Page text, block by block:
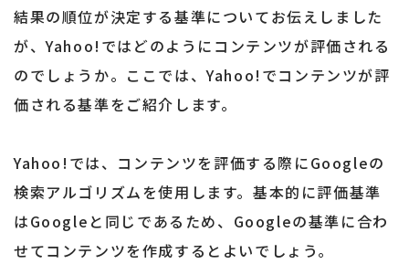
結果の順位が決定する基準についてお伝えしました
が、Yahoo!ではどのようにコンテンツが評価される
のでしょうか。ここでは、Yahoo!でコンテンツが評
価される基準をご紹介します。
Yahoo!では、コンテンツを評価する際にGoogleの
検索アルゴリズムを使用します。基本的に評価基準
はGoogleと同じであるため、Googleの基準に合わ
せてコンテンツを作成するとよいでしょう。